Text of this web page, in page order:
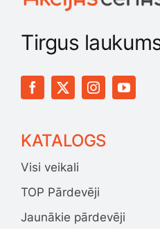
Tirgus
KATALOGS
Visi veikali
TOP Pārdevēji
Jaunākie pārdevēji